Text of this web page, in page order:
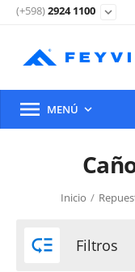
(+598)2924 1100 expand_more
 MENÚ 
Inicio /
 Filtros